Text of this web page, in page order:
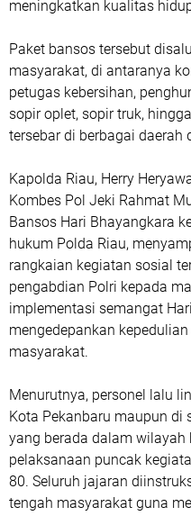
meningkatkan kualitas
Paket bansos tersebut
masyarakat, di antaranya
petugas kebersihan,
sopir oplet, sopir truk,
tersebar di berbagai daerah
Kapolda Riau, Herry
Kombes Pol Jeki Rahmat
Bansos Hari Bhayangkara
hukum Polda Riau,
rangkaian kegiatan sosial
pengabdian Polri kepada
implementasi semangat
mengedepankan
masyarakat.
Menurutnya, personel lalu
Kota Pekanbaru maupun di
yang berada dalam
pelaksanaan puncak
80. Seluruh jajaran
tengah masyarakat guna